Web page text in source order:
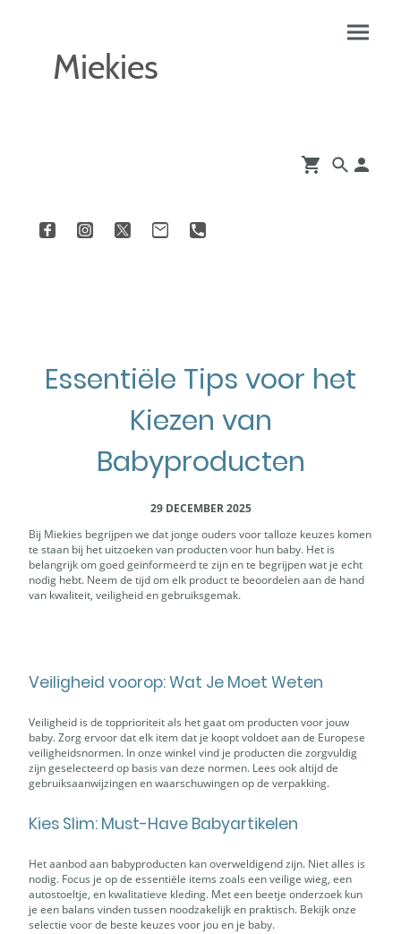
Miekies
Essentiële Tips voor het
Kiezen van
Babyproducten
29 DECEMBER 2025
Bij Miekies begrijpen we dat jonge ouders voor talloze keuzes komen
te staan bij het uitzoeken van producten voor hun baby. Het is
belangrijk om goed geïnformeerd te zijn en te begrijpen wat je echt
nodig hebt. Neem de tijd om elk product te beoordelen aan de hand
van kwaliteit, veiligheid en gebruiksgemak.
Veiligheid voorop: Wat Je Moet Weten
Veiligheid is de topprioriteit als het gaat om producten voor jouw
baby. Zorg ervoor dat elk item dat je koopt voldoet aan de Europese
veiligheidsnormen. In onze winkel vind je producten die zorgvuldig
zijn geselecteerd op basis van deze normen. Lees ook altijd de
gebruiksaanwijzingen en waarschuwingen op de verpakking.
Kies Slim: Must-Have Babyartikelen
Het aanbod aan babyproducten kan overweldigend zijn. Niet alles is
nodig. Focus je op de essentiële items zoals een veilige wieg, een
autostoeltje, en kwalitatieve kleding. Met een beetje onderzoek kun
je een balans vinden tussen noodzakelijk en praktisch. Bekijk onze
selectie voor de beste keuzes voor jou en je baby.